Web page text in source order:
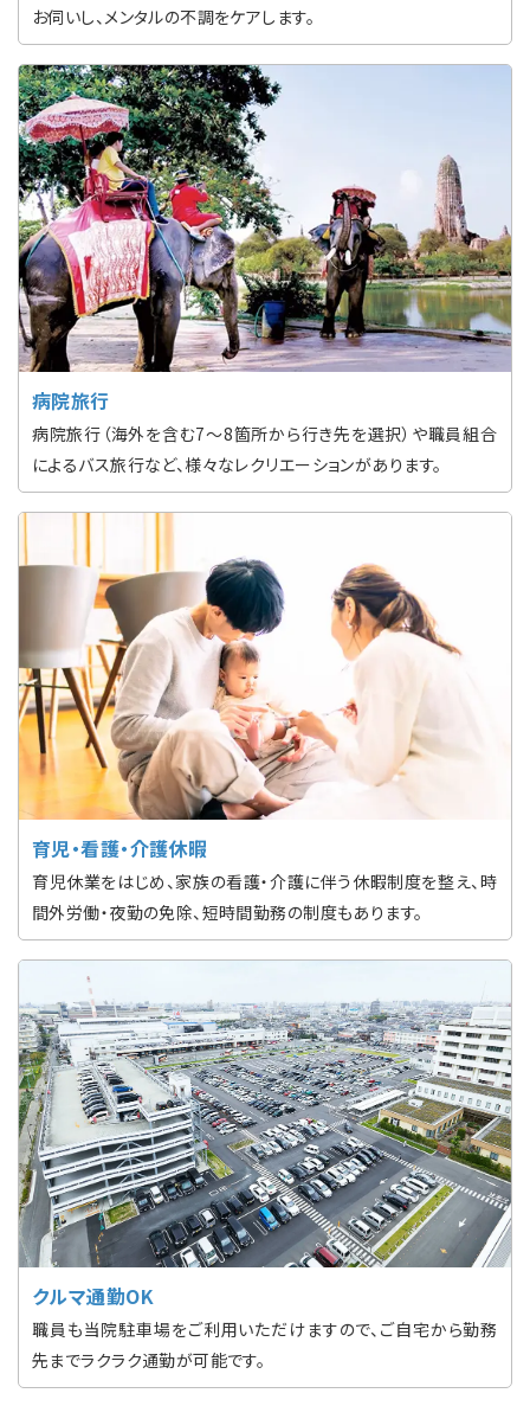
お伺いし、メンタルの不調をケアします。
病院旅行
病院旅行（海外を含む7〜8箇所から行き先を選択）や職員組合
によるバス旅行など、様々なレクリエーションがあります。
育児・看護・介護休暇
育児休業をはじめ、家族の看護・介護に伴う休暇制度を整え、時
間外労働・夜勤の免除、短時間勤務の制度もあります。
クルマ通勤OK
職員も当院駐車場をご利用いただけますので、ご自宅から勤務
先までラクラク通勤が可能です。